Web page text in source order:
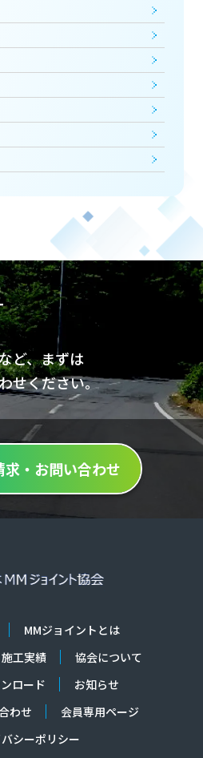
ど、まずは
せください。
求・お問い合わせ
MMジョイントとは
施工実績
協会について
ロード
お知らせ
わせ
会員専用ページ
シーポリシー